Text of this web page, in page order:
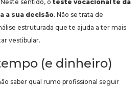
sentido, o teste vocacional te dá
a sua decisão. Não se trata de
estruturada que te ajuda a ter mais
vestibular.
(e dinheiro)
saber qual rumo profissional seguir